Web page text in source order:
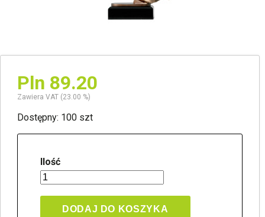
Pln 89.20
Zawiera VAT (23.00 %)
Dostępny: 100 szt
Ilość
DODAJ DO KOSZYKA